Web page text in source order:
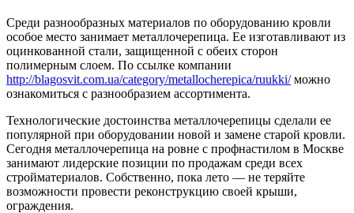
Среди разнообразных материалов по оборудованию кровли
особое место занимает металлочерепица. Ее изготавливают из
оцинкованной стали, защищенной с обеих сторон
полимерным слоем. По ссылке компании
http://blagosvit.com.ua/category/metallocherepica/ruukki/можно
ознакомиться с разнообразием ассортимента.
Технологические достоинства металлочерепицы сделали ее
популярной при оборудовании новой и замене старой кровли.
Сегодня металлочерепица на ровне с профнастилом в Москве
занимают лидерские позиции по продажам среди всех
стройматериалов. Собственно, пока лето — не теряйте
возможности провести реконструкцию своей крыши,
ограждения.